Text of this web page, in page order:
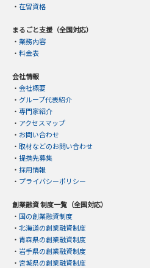
・ 在留資格
まるごと支援（全国対応）
・ 業務内容
・ 料金表
会社情報
・ 会社概要
・ グループ代表紹介
・ 専門家紹介
・ アクセスマップ
・ お問い合わせ
・ 取材などのお問い合わせ
・ 提携先募集
・ 採用情報
・ プライバシーポリシー
創業融資 制度一覧（全国対応）
・ 国の創業融資制度
・ 北海道の創業融資制度
・ 青森県の創業融資制度
・ 岩手県の創業融資制度
・ 宮城県の創業融資制度